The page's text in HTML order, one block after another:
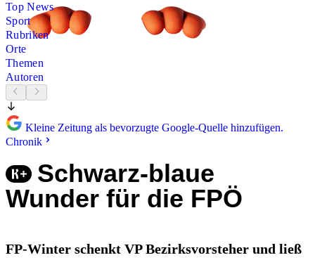
Top News
Sport
Rubriken
Orte
Themen
Autoren
Kleine Zeitung als bevorzugte Google-Quelle hinzufügen.
Chronik
Schwarz-blaue
Wunder für die FPÖ
FP-Winter schenkt VP Bezirksvorsteher und ließ